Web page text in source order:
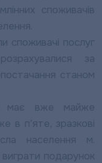
споживачів
споживачі послуг
за
станом
має вже майже
в п’яте, зразкові
населення м.
подарунок